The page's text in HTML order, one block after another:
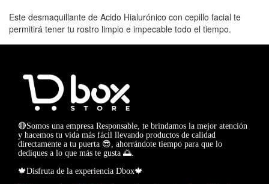
Este desmaquillante de Acido Hialurónico con cepillo facial te
permitirá tener tu rostro limpio e impecable todo el tiempo.
🔴Somos una empresa Responsable, te brindamos la mejor atención
y hacemos tu vida más fácil llevando productos de calidad
directamente a tu puerta 😎, ahorrándote tiempo para que lo
dediques a lo que más te gusta 🌅.
🍁Disfruta de la experiencia Dbox🍁